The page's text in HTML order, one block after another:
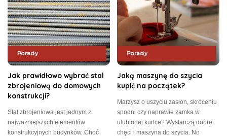
Porady
Jak prawidłowo wybrać stal
zbrojeniową do domowych
konstrukcji?
Stal zbrojeniowa jest jednym z
najważniejszych elementów
konstrukcyjnych budynków. Choć
Porady
Jaką maszynę do szycia
kupić na początek?
Marzysz o uszyciu zasłon, skróceniu
spodni czy naprawie zamka w
ulubionej kurtce? Wystarczą dobre
chęci i maszyna do szycia. No